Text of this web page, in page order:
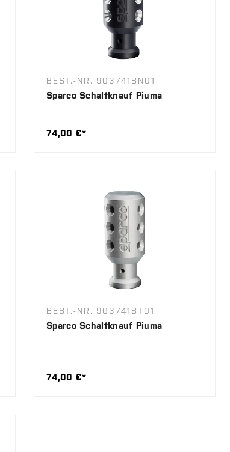
BEST.-NR. 903741BN01
Sparco Schaltknauf Piuma
74,00 €*
BEST.-NR. 903741BT01
Sparco Schaltknauf Piuma
74,00 €*